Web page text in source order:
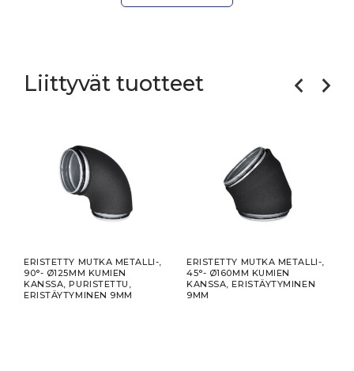
Liittyvät tuotteet
ERISTETTY MUTKA METALLI-,
90°- Ø125MM KUMIEN
KANSSA, PURISTETTU,
ERISTÄYTYMINEN 9MM
ERISTETTY MUTKA METALLI-,
45°- Ø160MM KUMIEN
KANSSA, ERISTÄYTYMINEN
9MM